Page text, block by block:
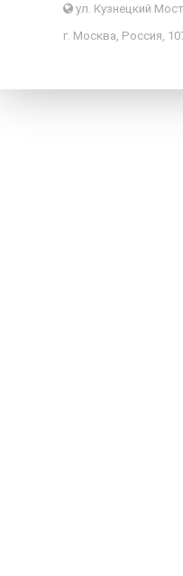
ул. Кузнецкий
г. Москва, Россия,